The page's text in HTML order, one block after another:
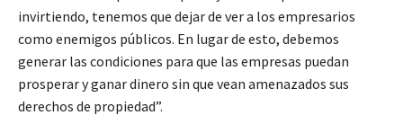
invirtiendo, tenemos que dejar de ver a los empresarios
como enemigos públicos. En lugar de esto, debemos
generar las condiciones para que las empresas puedan
prosperar y ganar dinero sin que vean amenazados sus
derechos de propiedad”.